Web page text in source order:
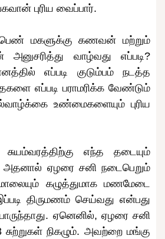
புரிய வைப்பார்.
மகளுக்கு கணவன் மற்றும்
அனுசரித்து வாழ்வது எப்படி?
எப்படி குடும்பம் நடத்த
எப்படி பராமரிக்க வேண்டும்
உண்மைகளையும் புரிய
எந்த தடையும்
அதனால் ஏழரை சனி நடைபெறும்
கழுத்துமாக மணமேடை
திருமணம் செய்வது என்பது
ஏனெனில், ஏழரை சனி
நிகழும். அவற்றை மங்கு